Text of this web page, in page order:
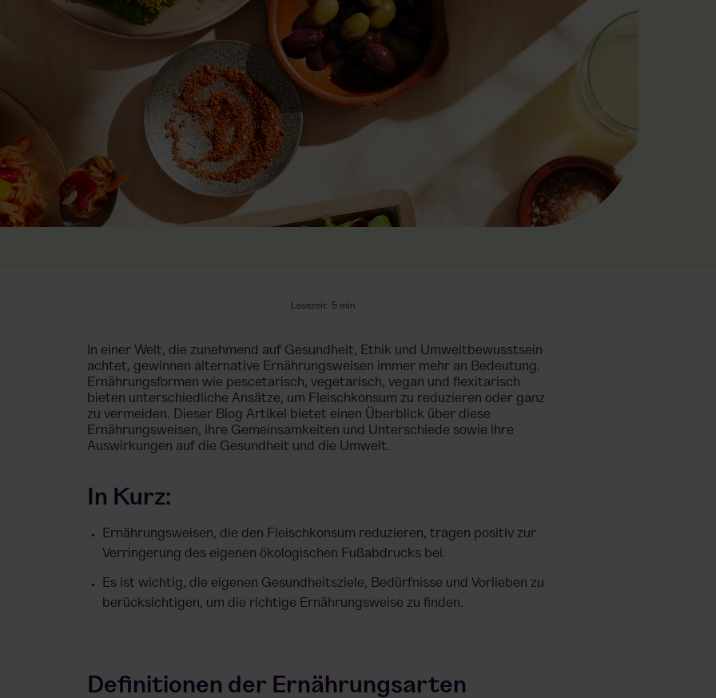
Lesezeit: 5 min
In einer Welt, die zunehmend auf Gesundheit, Ethik und Umweltbewusstsein
achtet, gewinnen alternative Ernährungsweisen immer mehr an Bedeutung.
Ernährungsformen wie pescetarisch, vegetarisch, vegan und flexitarisch
bieten unterschiedliche Ansätze, um Fleischkonsum zu reduzieren oder ganz
zu vermeiden. Dieser Blog Artikel bietet einen Überblick über diese
Ernährungsweisen, ihre Gemeinsamkeiten und Unterschiede sowie ihre
Auswirkungen auf die Gesundheit und die Umwelt.
In Kurz:
Ernährungsweisen, die den Fleischkonsum reduzieren, tragen positiv zur
Verringerung des eigenen ökologischen Fußabdrucks bei.
Es ist wichtig, die eigenen Gesundheitsziele, Bedürfnisse und Vorlieben zu
berücksichtigen, um die richtige Ernährungsweise zu finden.
Definitionen der Ernährungsarten